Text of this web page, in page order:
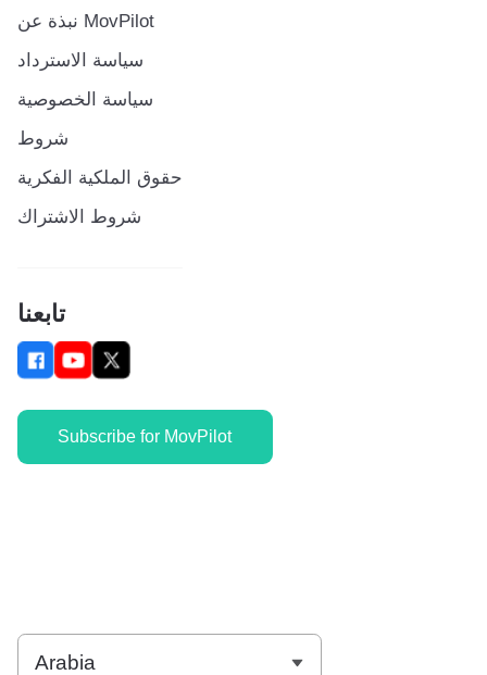
نبذة عن MovPilot
سياسة الاسترداد
سياسة الخصوصية
شروط
حقوق الملكية الفكرية
شروط الاشتراك
تابعنا
Subscribe for MovPilot